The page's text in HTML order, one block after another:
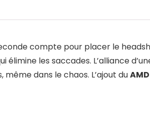
compte pour placer le
élimine les saccades. L’alliance
dans le chaos. L’ajout du